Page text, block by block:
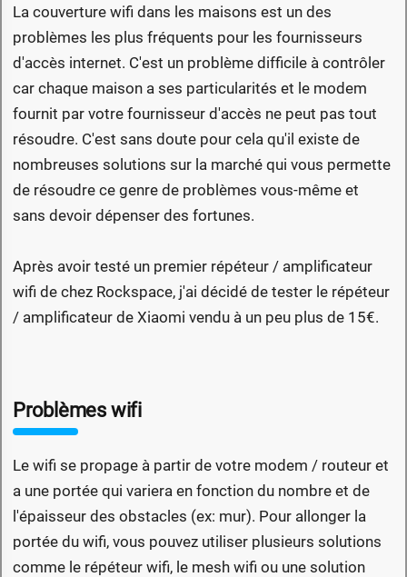
La couverture wifi dans les maisons est un des
problèmes les plus fréquents pour les fournisseurs
d'accès internet. C'est un problème difficile à contrôler
car chaque maison a ses particularités et le modem
fournit par votre fournisseur d'accès ne peut pas tout
résoudre. C'est sans doute pour cela qu'il existe de
nombreuses solutions sur la marché qui vous permette
de résoudre ce genre de problèmes vous-même et
sans devoir dépenser des fortunes.
Après avoir testé un premier répéteur / amplificateur
wifi de chez Rockspace, j'ai décidé de tester le répéteur
/ amplificateur de Xiaomi vendu à un peu plus de 15€.
Problèmes wifi
Le wifi se propage à partir de votre modem / routeur et
a une portée qui variera en fonction du nombre et de
l'épaisseur des obstacles (ex: mur). Pour allonger la
portée du wifi, vous pouvez utiliser plusieurs solutions
comme le répéteur wifi, le mesh wifi ou une solution